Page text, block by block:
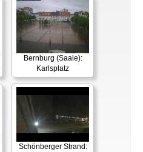
Bernburg (Saale):
Karlsplatz
Schönberger Strand: